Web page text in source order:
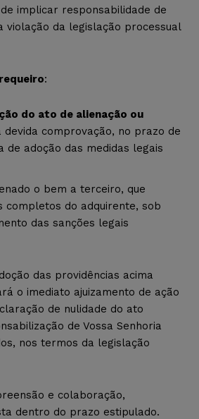
implicar responsabilidade de
violação da legislação processual
requeiro:
do ato de alienação ou
devida comprovação, no prazo de
de adoção das medidas legais
o bem a terceiro, que
completos do adquirente, sob
das sanções legais
das providências acima
o imediato ajuizamento de ação
de nulidade do ato
de Vossa Senhoria
nos termos da legislação
e colaboração,
dentro do prazo estipulado.